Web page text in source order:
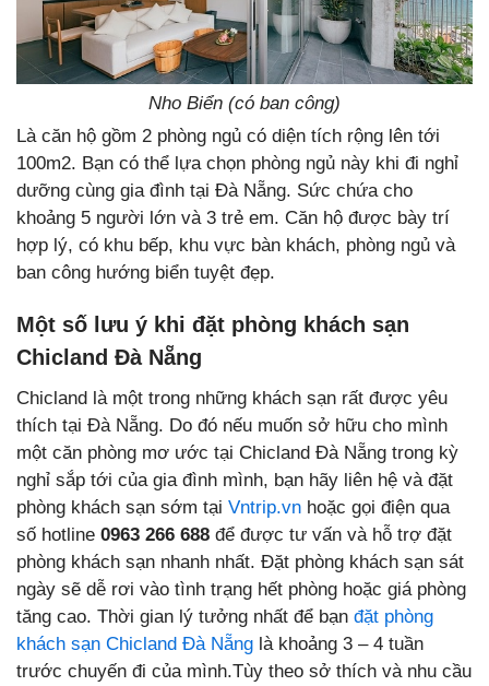
Nho Biển (có ban công)
Là căn hộ gồm 2 phòng ngủ có diện tích rộng lên tới
100m2. Bạn có thể lựa chọn phòng ngủ này khi đi nghỉ
dưỡng cùng gia đình tại Đà Nẵng. Sức chứa cho
khoảng 5 người lớn và 3 trẻ em. Căn hộ được bày trí
hợp lý, có khu bếp, khu vực bàn khách, phòng ngủ và
ban công hướng biển tuyệt đẹp.
Một số lưu ý khi đặt phòng khách sạn
Chicland Đà Nẵng
Chicland là một trong những khách sạn rất được yêu
thích tại Đà Nẵng. Do đó nếu muốn sở hữu cho mình
một căn phòng mơ ước tại Chicland Đà Nẵng trong kỳ
nghỉ sắp tới của gia đình mình, bạn hãy liên hệ và đặt
phòng khách sạn sớm tại Vntrip.vn hoặc gọi điện qua
số hotline 0963 266 688 để được tư vấn và hỗ trợ đặt
phòng khách sạn nhanh nhất. Đặt phòng khách sạn sát
ngày sẽ dễ rơi vào tình trạng hết phòng hoặc giá phòng
tăng cao. Thời gian lý tưởng nhất để bạn đặt phòng
khách sạn Chicland Đà Nẵng là khoảng 3 – 4 tuần
trước chuyến đi của mình.Tùy theo sở thích và nhu cầu